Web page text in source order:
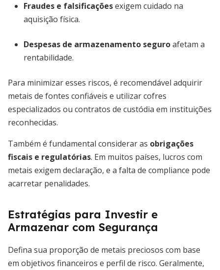
Fraudes e falsificaçõesexigem cuidado na
aquisição física.
Despesas de armazenamento seguroafetam a
rentabilidade.
Para minimizar esses riscos, é recomendável adquirir
metais de fontes confiáveis e utilizar cofres
especializados ou contratos de custódia em instituições
reconhecidas.
Também é fundamental considerar as obrigações
fiscais e regulatórias. Em muitos países, lucros com
metais exigem declaração, e a falta de compliance pode
acarretar penalidades.
Estratégias para Investir e
Armazenar com Segurança
Defina sua proporção de metais preciosos com base
em objetivos financeiros e perfil de risco. Geralmente,